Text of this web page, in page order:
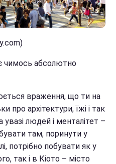
чимось абсолютно
враження, що ти на
про архітектури, їжі і так
людей і менталітет –
там, поринути у
потрібно побувати як у
так і в Кіото – місто